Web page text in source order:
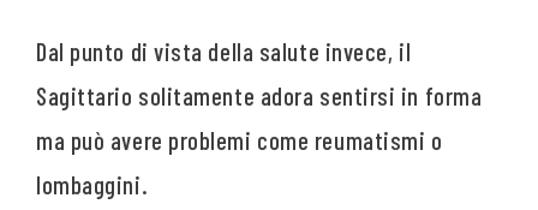
Dal punto di vista della salute invece, il
Sagittario solitamente adora sentirsi in forma
ma può avere problemi come reumatismi o
lombaggini.